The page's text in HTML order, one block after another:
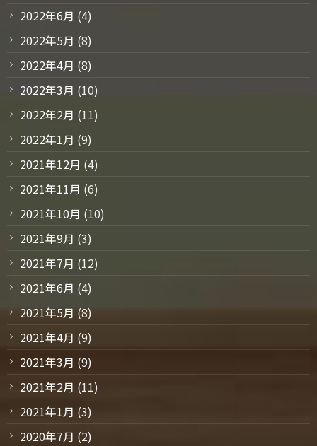
2022年6月 (4)
2022年5月 (8)
2022年4月 (8)
2022年3月 (10)
2022年2月 (11)
2022年1月 (9)
2021年12月 (4)
2021年11月 (6)
2021年10月 (10)
2021年9月 (3)
2021年7月 (12)
2021年6月 (4)
2021年5月 (8)
2021年4月 (9)
2021年3月 (9)
2021年2月 (11)
2021年1月 (3)
2020年7月 (2)